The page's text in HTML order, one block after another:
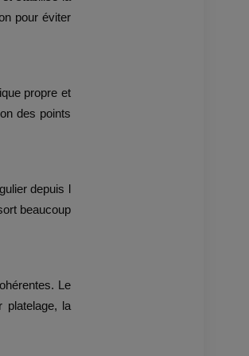
pour éviter
propre et
des points
depuis l
beaucoup
Le
platelage, la